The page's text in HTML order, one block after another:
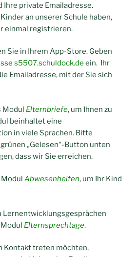
Ihre private Emailadresse.
an unserer Schule haben,
einmal registrieren.
Sie in Ihrem App-Store. Geben
s5507.schuldock.de ein. Ihr
Emailadresse, mit der Sie sich
Modul Elternbriefe, um Ihnen zu
beinhaltet eine
in viele Sprachen. Bitte
„Gelesen“-Button unten
dass wir Sie erreichen.
Abwesenheiten, um Ihr Kind
Lernentwicklungsgesprächen
Elternsprechtage.
Kontakt treten möchten,